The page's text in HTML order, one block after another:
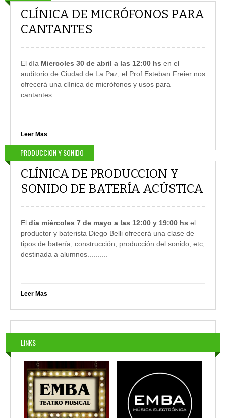
CLÍNICA DE MICRÓFONOS PARA
CANTANTES
El día Miercoles 30 de abril a las 12:00 hs en el
auditorio de Ciudad de La Paz, el Prof.Esteban Freier nos
ofrecerá una clínica de micrófonos y usos para
cantantes.....
Leer Mas
PRODUCCION Y SONIDO
CLÍNICA DE PRODUCCION Y
SONIDO DE BATERÍA ACÚSTICA
El día miércoles 7 de mayo a las 12:00 y 19:00 hs el
productor y baterista Diego Belli ofrecerá una clase de
tipos de batería, construcción, producción del sonido, etc,
destinada a alumnos..........
Leer Mas
LINKS